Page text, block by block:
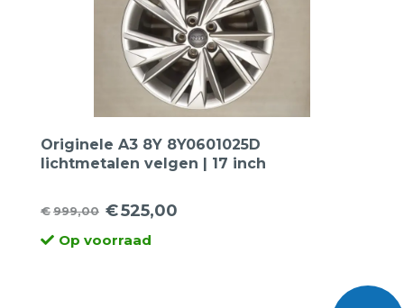
Originele A3 8Y 8Y0601025D
lichtmetalen velgen | 17 inch
€999,00
Oorspronkelijke
prijs
€525,00
Huidige
prijsOp voorraad